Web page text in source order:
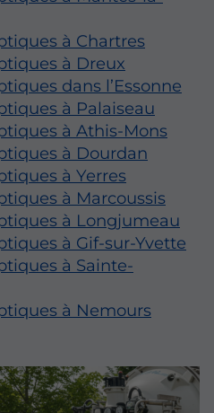
à Chartres
à Dreux
dans l’Essonne
à Palaiseau
à Athis-Mons
à Dourdan
à Yerres
à Marcoussis
à Longjumeau
à Gif-sur-Yvette
à Sainte-
à Nemours